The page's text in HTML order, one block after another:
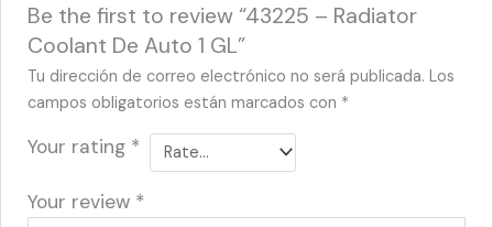
Be the first to review “43225 – Radiator
Coolant De Auto 1 GL”
Tu dirección de correo electrónico no será publicada. Los
campos obligatorios están marcados con *
Your rating *
Your review *